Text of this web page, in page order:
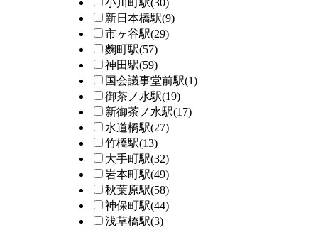
小川町駅(30)
新日本橋駅(9)
市ヶ谷駅(29)
麴町駅(57)
神田駅(59)
国会議事堂前駅(1)
御茶ノ水駅(19)
新御茶ノ水駅(17)
水道橋駅(27)
竹橋駅(13)
大手町駅(32)
岩本町駅(49)
秋葉原駅(58)
神保町駅(44)
浅草橋駅(3)